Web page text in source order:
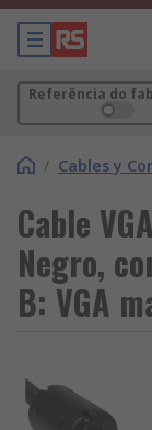
Referência do
/ Cables y
Cable
Negro,
B: VGA